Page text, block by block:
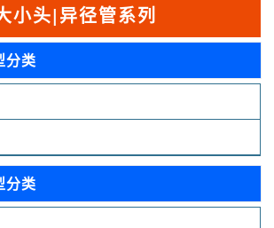
小头|异径管系列
分类
分类